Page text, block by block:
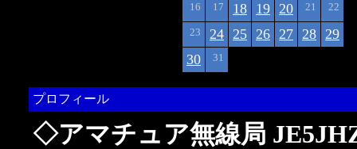
16 17 18 19 20 21 22
23 24 25 26 27 28 29
30
31
プロフィール
◇アマチュア無線局